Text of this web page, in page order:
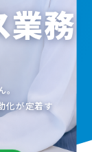
業務
化が定着す